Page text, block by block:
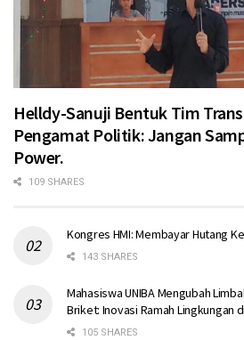
Helldy-Sanuji Bentuk Tim
Pengamat Politik: Jangan
Power.
109 SHARES
Kongres HMI: Membayar Hutang
143 SHARES
Mahasiswa UNIBA Mengubah
Briket: Inovasi Ramah Lingkungan
105 SHARES